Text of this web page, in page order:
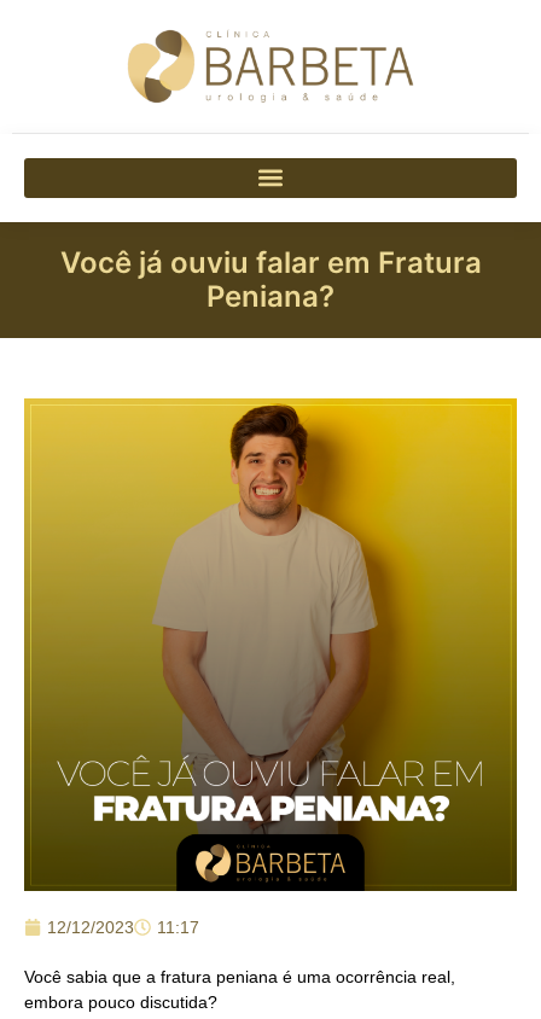
Você já ouviu falar em Fratura
Peniana?
12/12/2023 11:17
Você sabia que a fratura peniana é uma ocorrência real,
embora pouco discutida?